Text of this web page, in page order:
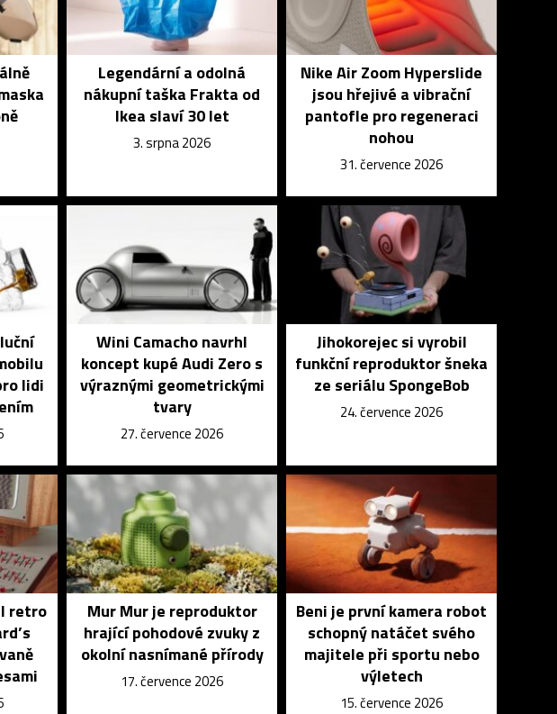
Legendární a odolná
nákupní taška Frakta od
Ikea slaví 30 let
3. srpna 2026
Nike Air Zoom Hyperslide
jsou hřejivé a vibrační
pantofle pro regeneraci
nohou
31. července 2026
lidi
Wini Camacho navrhl
koncept kupé Audi Zero s
výraznými geometrickými
tvary
27. července 2026
Jihokorejec si vyrobil
funkční reproduktor šneka
ze seriálu SpongeBob
24. července 2026
retro
Mur Mur je reproduktor
hrající pohodové zvuky z
okolní nasnímané přírody
17. července 2026
Beni je první kamera robot
schopný natáčet svého
majitele při sportu nebo
výletech
15. července 2026